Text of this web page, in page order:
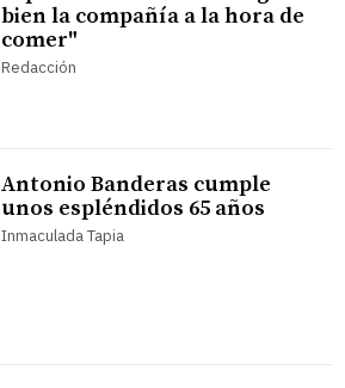
bien la compañía a la hora de
comer"
Redacción
Antonio Banderas cumple
unos espléndidos 65 años
Inmaculada Tapia